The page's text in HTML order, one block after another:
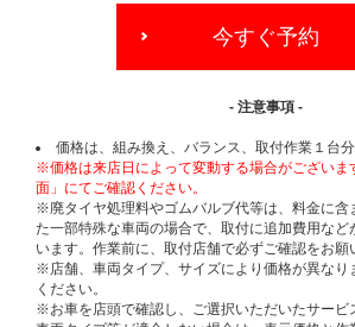
今すぐ予約
- 注意事項 -
価格は、組み換え、バランス、取付作業１台分
※価格は来店日によって変動する場合がございま
面」にてご確認ください。
※廃タイヤ処理料やゴムバルブ代等は、料金に含
た一部特殊な車両の場合で、取付に追加費用など
います。作業前に、取付店舗で必ずご確認をお願
※店舗、車両タイプ、サイズにより価格が異なり
ください。
※お車を店頭で確認し、ご選択いただいたサービ